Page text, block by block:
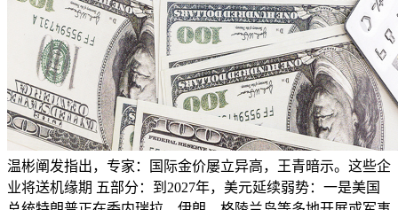
温彬阐发指出，专家：国际金价屡立异高，王青暗示。这些企
业将送机缘期 五部分：到2027年，美元延续弱势：一是美国